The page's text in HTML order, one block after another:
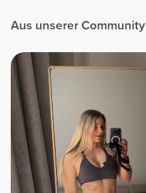
Aus unserer Community